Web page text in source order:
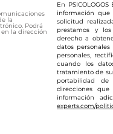
la
Podrá
la dirección
En PSICOLOGOS
información
solicitud
prestamos y
derecho a
datos
personales,
cuando los
tratamiento de
portabilidad
direcciones que
información
experts.com/